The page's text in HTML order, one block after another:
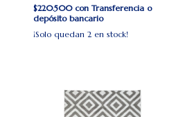
$220.500 con Transferencia o
depósito bancario
¡Solo quedan 2 en stock!